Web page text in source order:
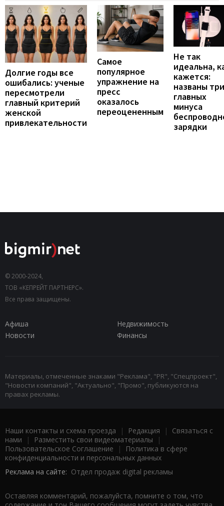
Долгие годы все
ошибались: ученые
пересмотрели
главный критерий
женской
привлекательности
Самое
популярное
упражнение на
пресс
оказалось
переоцененным
Не так
идеальна,
кажется:
названы три
главных
минуса
зарядки
© 2000-2024,
ТОВ «КЕПРЕЙТ ПАРТНЕРС».
Все права защищены.
Афиша
Недвижимость
Новости
Финансы
Материалы, отмеченные знаками "Реклама", "PR", "Спецпроект",
"Новости компаний", "Актуально", "Промо", публикуются на
правах рекламы.
Наши контакты и схема проезда | Редакция | Связаться с
нами | Разместить свои видеоматериалы |
Пользовательское Соглашение |
Политика в сфере
конфиденциальности и персональных данных
Реклама на сайте: Отдел продаж digital рекламы
Оставляя комментарий, пожалуйста, помните о том, что